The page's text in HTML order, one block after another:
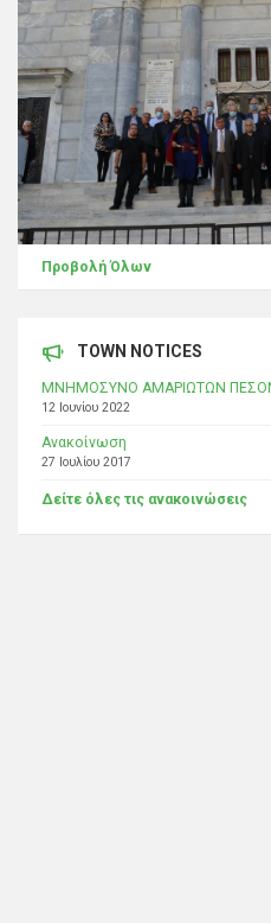
Προβολή Όλων
TOWN NOTICES
ΜΝΗΜΟΣΥΝΟ ΑΜΑΡΙΩΤΩΝ
12 Ιουνίου 2022
Ανακοίνωση
27 Ιουλίου 2017
Δείτε όλες τις ανακοινώσεις